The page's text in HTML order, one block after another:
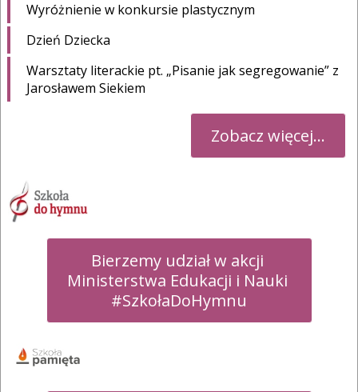
Wyróżnienie w konkursie plastycznym
Dzień Dziecka
Warsztaty literackie pt. „Pisanie jak segregowanie” z
Jarosławem Siekiem
Zobacz więcej...
Bierzemy udział w akcji
Ministerstwa Edukacji i Nauki
#SzkołaDoHymnu